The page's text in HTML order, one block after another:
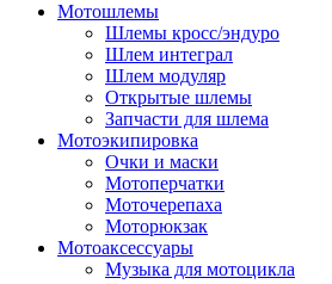
Мотошлемы
Шлемы кросс/эндуро
Шлем интеграл
Шлем модуляр
Открытые шлемы
Запчасти для шлема
Мотоэкипировка
Очки и маски
Мотоперчатки
Моточерепаха
Моторюкзак
Мотоаксессуары
Музыка для мотоцикла